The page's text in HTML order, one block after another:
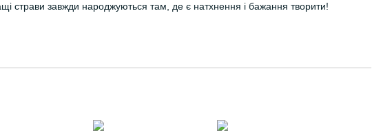
страви завжди народжуються там, де є натхнення і бажання творити!